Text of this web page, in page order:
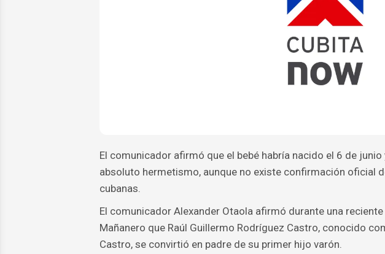
El comunicador afirmó que el bebé habría nacido el 6 de
absoluto hermetismo, aunque no existe confirmación oficial
cubanas.
El comunicador Alexander Otaola afirmó durante una
Mañanero que Raúl Guillermo Rodríguez Castro, conocido
Castro, se convirtió en padre de su primer hijo varón.